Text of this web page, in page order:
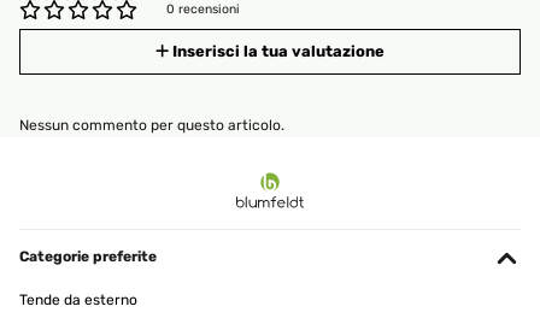
0 recensioni
Inserisci la tua valutazione
Nessun commento per questo articolo.
Categorie preferite
Tende da esterno